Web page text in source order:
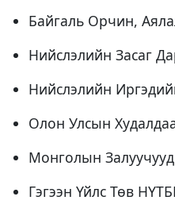
Байгаль Орчин,
Нийслэлийн Засаг
Нийслэлийн
Олон Улсын
Монголын
Гэгээн Үйлс Төв